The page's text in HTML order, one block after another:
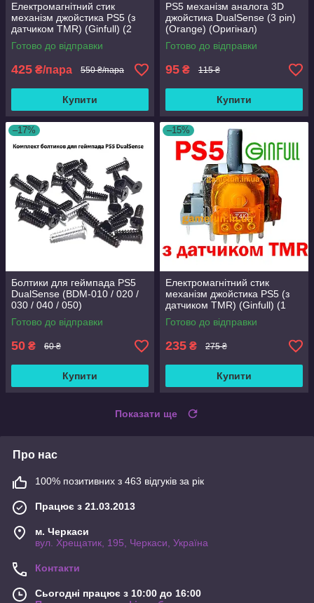
Електромагнітний стик
механізм джойстика PS5 (з
датчиком TMR) (Ginfull) (2
шт)
Готово до відправки
425 ₴/пара 550 ₴/пара
Купити
PS5 механізм аналога 3D
джойстика DualSense (3 pin)
(Orange) (Оригінал)
Готово до відправки
95 ₴ 115 ₴
Купити
–17%
Болтики для геймпада PS5
DualSense (BDM-010 / 020 /
030 / 040 / 050)
Готово до відправки
50 ₴ 60 ₴
Купити
–15%
Електромагнітний стик
механізм джойстика PS5 (з
датчиком TMR) (Ginfull) (1
шт)
Готово до відправки
235 ₴ 275 ₴
Купити
Показати ще
Про нас
100% позитивних з 463 відгуків за рік
Працює з 21.03.2013
м. Черкаси
вул. Хрещатик, 195, Черкаси, Україна
Контакти
Сьогодні працює з 10:00 до 16:00